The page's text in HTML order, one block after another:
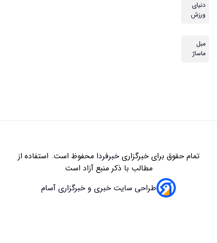
دنیای
ورزش
مبل
ماساژ
تمام حقوق برای خبرگزاریخبرفردامحفوظ است. استفاده از
مطالب با ذکر منبع آزاد است
طراحی سایت خبری و خبرگزاری آسام